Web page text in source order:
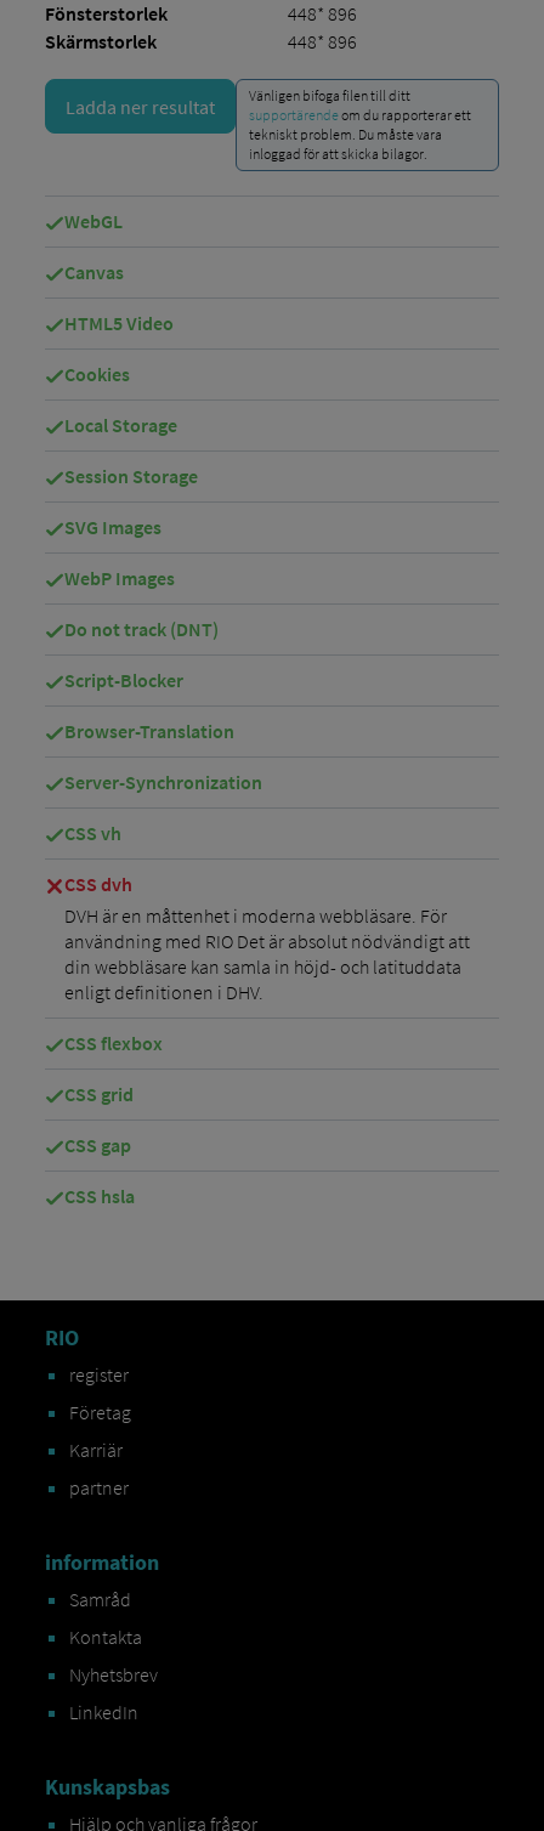
Fönsterstorlek
448* 896
Skärmstorlek
448* 896
Ladda ner resultat
Vänligen bifoga filen till ditt
supportärendeom du rapporterar ett
tekniskt problem. Du måste vara
inloggad för att skicka bilagor.
WebGL
Canvas
HTML5 Video
Cookies
Local Storage
Session Storage
SVG Images
WebP Images
Do not track (DNT)
Script-Blocker
Browser-Translation
Server-Synchronization
CSS vh
CSS dvh
DVH är en måttenhet i moderna webbläsare. För
användning med RIO Det är absolut nödvändigt att
din webbläsare kan samla in höjd- och latituddata
enligt definitionen i DHV.
CSS flexbox
CSS grid
CSS gap
CSS hsla
RIO
register
Företag
Karriär
partner
information
Samråd
Kontakta
Nyhetsbrev
LinkedIn
Kunskapsbas
Hjälp och vanliga frågor